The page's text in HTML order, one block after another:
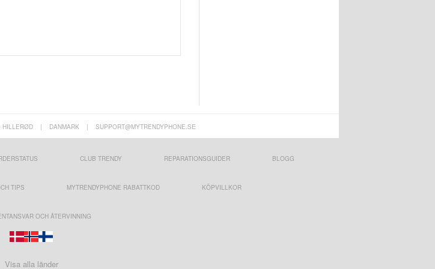
HILLERØD | DANMARK | SUPPORT@MYTRENDYPHONE.SE
CLUB TRENDY REPARATIONSGUIDER BLOGG
TIPS MYTRENDYPHONE RABATTKOD KÖPVILLKOR
OCH ÅTERVINNING
Visa alla länder